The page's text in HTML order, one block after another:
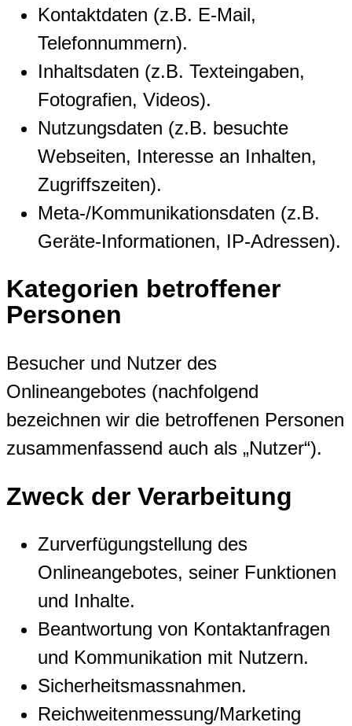
Kontaktdaten (z.B. E-Mail,
Telefonnummern).
Inhaltsdaten (z.B. Texteingaben,
Fotografien, Videos).
Nutzungsdaten (z.B. besuchte
Webseiten, Interesse an Inhalten,
Zugriffszeiten).
Meta-/Kommunikationsdaten (z.B.
Geräte-Informationen, IP-Adressen).
Kategorien betroffener
Personen
Besucher und Nutzer des
Onlineangebotes (nachfolgend
bezeichnen wir die betroffenen Personen
zusammenfassend auch als „Nutzer“).
Zweck der Verarbeitung
Zurverfügungstellung des
Onlineangebotes, seiner Funktionen
und Inhalte.
Beantwortung von Kontaktanfragen
und Kommunikation mit Nutzern.
Sicherheitsmassnahmen.
Reichweitenmessung/Marketing